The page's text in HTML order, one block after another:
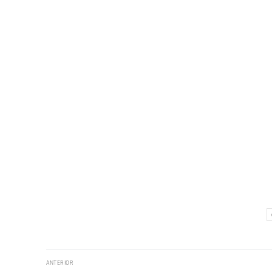
Navegação
ANTERIOR